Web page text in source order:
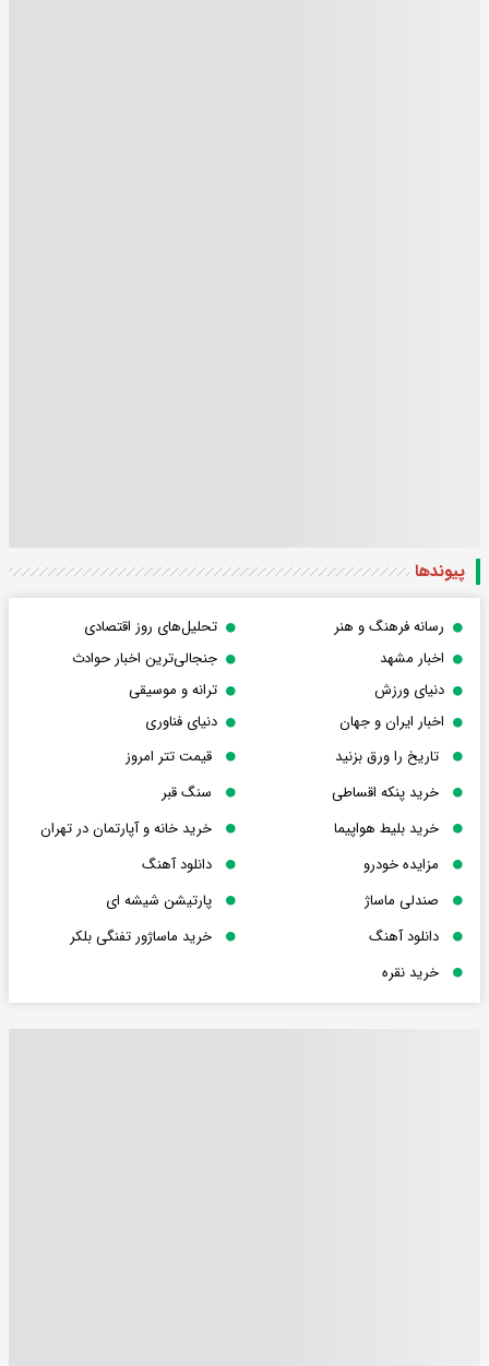
پیوندها
رسانه فرهنگ و هنر
تحلیل‌های روز اقتصادی
اخبار مشهد
جنجالی‌ترین اخبار حوادث
دنیای ورزش
ترانه و موسیقی
اخبار ایران و جهان
دنیای فناوری
تاریخ را ورق بزنید
قیمت تتر امروز
خرید پنکه اقساطی
سنگ قبر
خرید بلیط هواپیما
خرید خانه و آپارتمان در تهران
مزایده خودرو
دانلود آهنگ
صندلی ماساژ
پارتیشن شیشه ای
دانلود آهنگ
خرید ماساژور تفنگی بلکر
خرید نقره